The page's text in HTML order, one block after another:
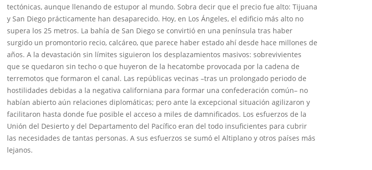
tectónicas, aunque llenando de estupor al mundo. Sobra decir que el precio fue alto: Tijuana
y San Diego prácticamente han desaparecido. Hoy, en Los Ángeles, el edificio más alto no
supera los 25 metros. La bahía de San Diego se convirtió en una península tras haber
surgido un promontorio recio, calcáreo, que parece haber estado ahí desde hace millones de
años. A la devastación sin límites siguieron los desplazamientos masivos: sobrevivientes
que se quedaron sin techo o que huyeron de la hecatombe provocada por la cadena de
terremotos que formaron el canal. Las repúblicas vecinas –tras un prolongado periodo de
hostilidades debidas a la negativa californiana para formar una confederación común– no
habían abierto aún relaciones diplomáticas; pero ante la excepcional situación agilizaron y
facilitaron hasta donde fue posible el acceso a miles de damnificados. Los esfuerzos de la
Unión del Desierto y del Departamento del Pacífico eran del todo insuficientes para cubrir
las necesidades de tantas personas. A sus esfuerzos se sumó el Altiplano y otros países más
lejanos.